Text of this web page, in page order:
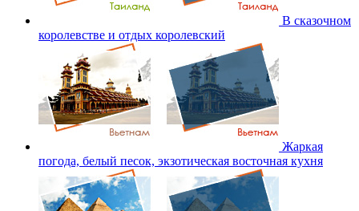
В сказочном
королевстве и отдых королевский
Жаркая
погода, белый песок, экзотическая восточная кухня